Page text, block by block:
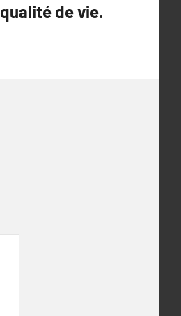
qualité de vie.